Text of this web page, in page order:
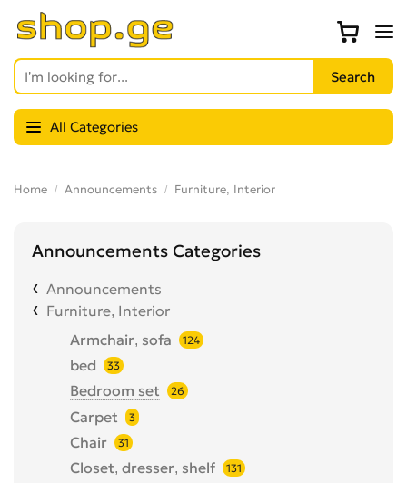
All Categories
Home Announcements Furniture, Interior
Announcements Categories
Announcements
Furniture, Interior
Armchair, sofa
124
bed 33
Bedroom set 26
Carpet 3
Chair 31
Closet, dresser, shelf 131